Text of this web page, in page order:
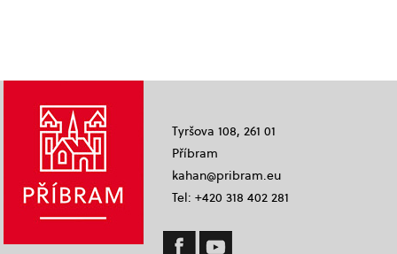
Tyršova 108, 261 01
Příbram
kahan@pribram.eu
Tel: +420 318 402 281